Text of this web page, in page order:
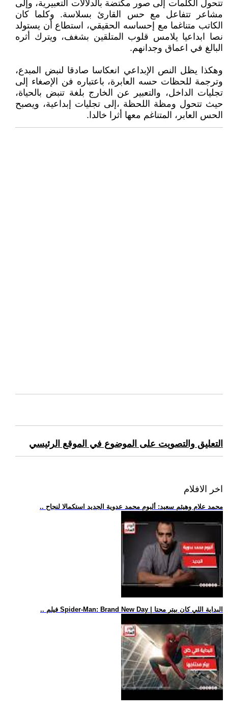
تتحول الكلمات إلى صور مكتضة بالدلالات التعبيرية، وإلى
مشاعر تتفاعل مع حس القارئ بسلاسة. وكلما كان
الكاتب متناغما مع إحساسه الحقيقي، استطاع أن يستولد
نصا ابداعيا يلامس قلوب المتلقين بشغف، ويترك أثره
البالغ في اعماق وجدانهم.
وهكذا يظل النص الإبداعي انعكاسا صادقا لنبض المبدع،
وترجمة للحظات حسه العابرة، باعتباره فن الإصغاء إلى
تجليات الداخل، والتعبير عن الخارج بلغة تنبض بالحياة،
حيث تتحول ومظة اللحظة ،إلى تجليات إبداعية، ويصبح
الحس العابر، المتناغم معها أثرا خالدا.
التعليق والتصويت على الموضوع في الموقع الرئيسي
اخر الافلام
.. محمد علام وهيثم سعيد: ألبوم محمد عدوية الجديد استكمالا لنجاح
.. فيلم Spider-Man: Brand New Day | البداية اللي كان بيتر محتا